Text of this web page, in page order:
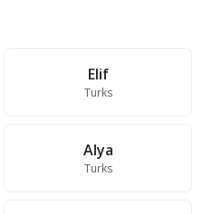
Elif
Turks
Alya
Turks